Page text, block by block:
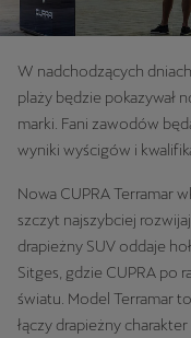
W nadchodzących
plaży będzie pokazywał
marki. Fani zawodów
wyniki wyścigów i
Nowa CUPRA Terramar
szczyt najszybciej
drapieżny SUV oddaje
Sitges, gdzie CUPRA po
światu. Model Terramar
łączy drapieżny